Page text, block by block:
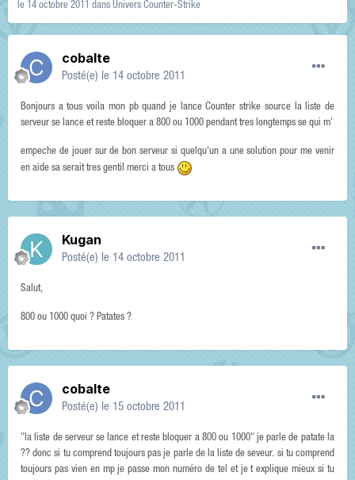
le 14 octobre 2011 dans Univers Counter-Strike
cobalte
Posté(e) le 14 octobre 2011
Bonjours a tous voila mon pb quand je lance Counter strike source la liste de
serveur se lance et reste bloquer a 800 ou 1000 pendant tres longtemps se qui m'
empeche de jouer sur de bon serveur si quelqu'un a une solution pour me venir
en aide sa serait tres gentil merci a tous
Kugan
Posté(e) le 14 octobre 2011
Salut,
800 ou 1000 quoi ? Patates ?
cobalte
Posté(e) le 15 octobre 2011
"la liste de serveur se lance et reste bloquer a 800 ou 1000" je parle de patate la
?? donc si tu comprend toujours pas je parle de la liste de seveur. si tu comprend
toujours pas vien en mp je passe mon numéro de tel et je t explique mieux si tu